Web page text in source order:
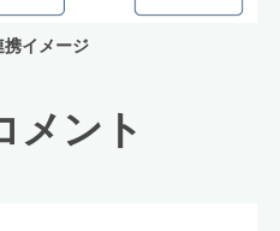
イメージ
メント